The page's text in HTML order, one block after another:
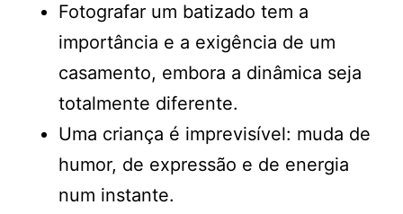
Fotografar um batizado tem a
importância e a exigência de um
casamento, embora a dinâmica seja
totalmente diferente.
Uma criança é imprevisível: muda de
humor, de expressão e de energia
num instante.